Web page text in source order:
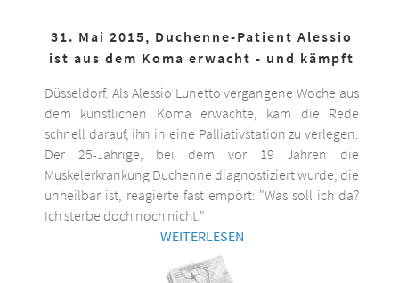
31. Mai 2015, Duchenne-Patient Alessio
ist aus dem Koma erwacht - und kämpft
Düsseldorf. Als Alessio Lunetto vergangene Woche aus
dem künstlichen Koma erwachte, kam die Rede
schnell darauf, ihn in eine Palliativstation zu verlegen.
Der 25-Jährige, bei dem vor 19 Jahren die
Muskelerkrankung Duchenne diagnostiziert wurde, die
unheilbar ist, reagierte fast empört: "Was soll ich da?
Ich sterbe doch noch nicht."
WEITERLESEN